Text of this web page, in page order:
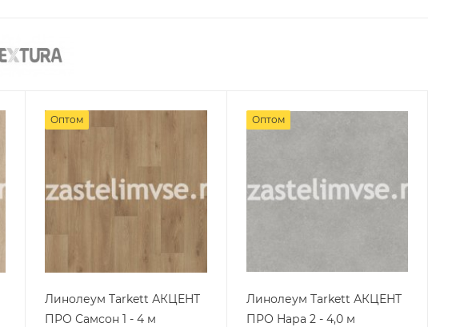
Оптом
Линолеум Tarkett АКЦЕНТ
ПРО Самсон 1 - 4 м
Оптом
Линолеум Tarkett АКЦЕНТ
ПРО Нара 2 - 4,0 м